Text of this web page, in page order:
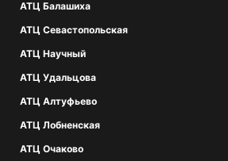
АТЦ Балашиха
АТЦ Севастопольская
АТЦ Научный
АТЦ Удальцова
АТЦ Алтуфьево
АТЦ Лобненская
АТЦ Очаково